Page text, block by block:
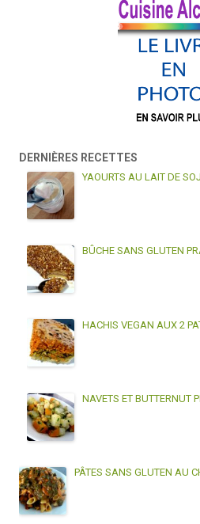
DERNIÈRES RECETTES
YAOURTS AU LAIT DE
BÛCHE SANS GLUTEN
HACHIS VEGAN AUX 2
NAVETS ET BUTTERNUT
PÂTES SANS GLUTEN AU